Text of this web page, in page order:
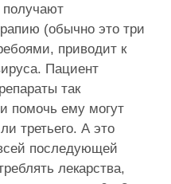
получают
(обычно это три
приводит к
Пациент
так
помочь ему могут
третьего. А это
последующей
лекарства,